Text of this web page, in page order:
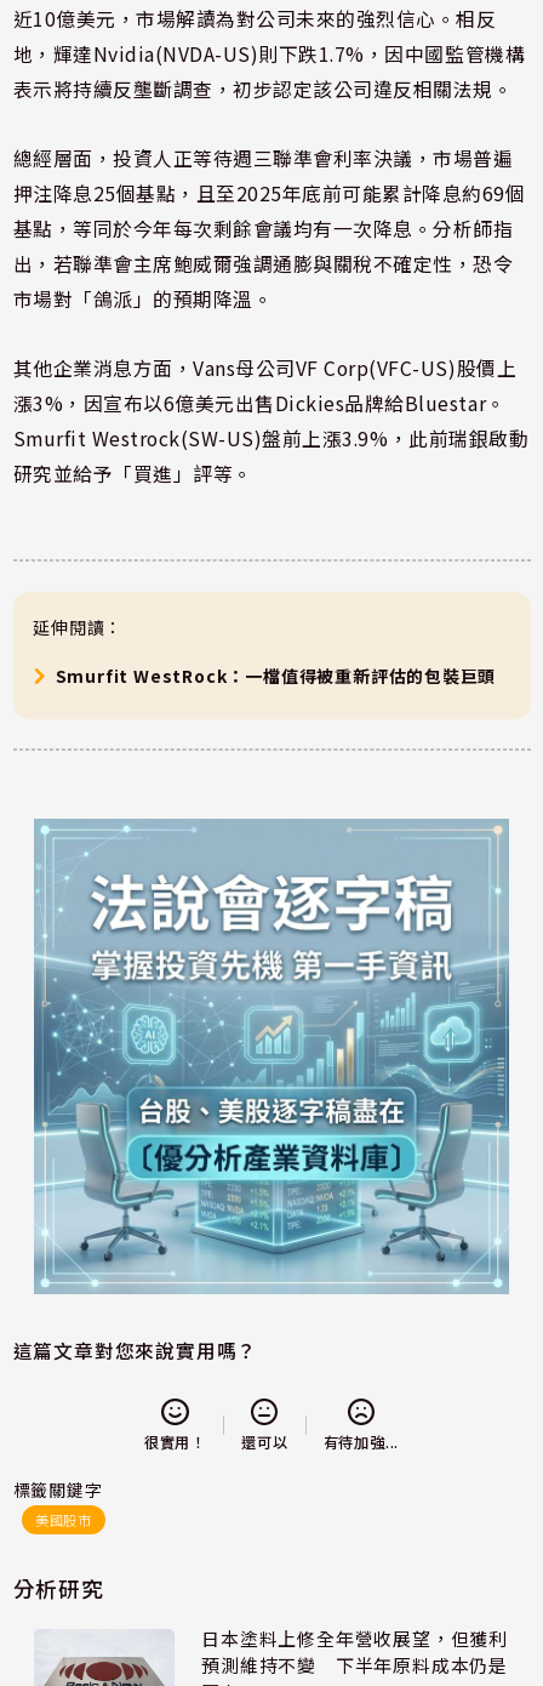
近10億美元，市場解讀為對公司未來的強烈信心。相反
地，輝達Nvidia(NVDA-US)則下跌1.7%，因中國監管機構
表示將持續反壟斷調查，初步認定該公司違反相關法規。
總經層面，投資人正等待週三聯準會利率決議，市場普遍
押注降息25個基點，且至2025年底前可能累計降息約69個
基點，等同於今年每次剩餘會議均有一次降息。分析師指
出，若聯準會主席鮑威爾強調通膨與關稅不確定性，恐令
市場對「鴿派」的預期降溫。
其他企業消息方面，Vans母公司VF Corp(VFC-US)股價上
漲3%，因宣布以6億美元出售Dickies品牌給Bluestar。
Smurfit Westrock(SW-US)盤前上漲3.9%，此前瑞銀啟動
研究並給予「買進」評等。
延伸閱讀：
Smurfit WestRock：一檔值得被重新評估的包裝巨頭
這篇文章對您來說實用嗎？
很實用！ 還可以 有待加強...
標籤關鍵字
美國股市
分析研究
日本塗料上修全年營收展望，但獲利
預測維持不變 下半年原料成本仍是